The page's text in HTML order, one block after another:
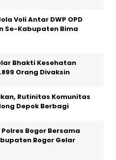
Voli Antar DWP OPD
Se-Kabupaten Bima
Bhakti Kesehatan
Orang Divaksin
Rutinitas Komunitas
Depok Berbagi
Bogor Bersama
Bogor Gelar